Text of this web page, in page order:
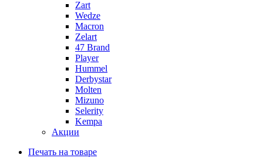
Zart
Wedze
Macron
Zelart
47 Brand
Player
Hummel
Derbystar
Molten
Mizuno
Selerity
Kempa
Акции
Печать на товаре